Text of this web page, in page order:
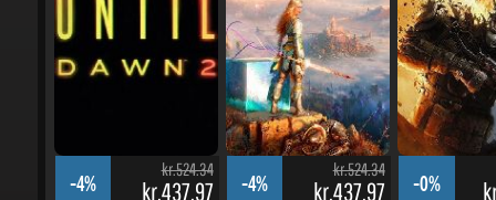
-4% kr.437.97 -4%
kr.524.34
kr.437.97 -0%